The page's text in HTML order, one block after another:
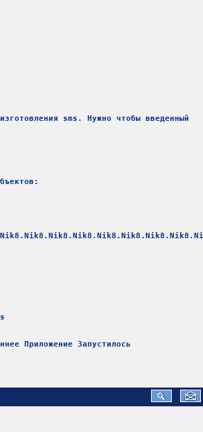
sms. Нужно чтобы введенный
Приложение Запустилось